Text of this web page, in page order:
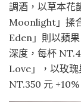
調酒，以草本花
Moonlight」揉
Eden」則以蘋
深度，每杯
Love」，以玫
NT.350 元 +10%